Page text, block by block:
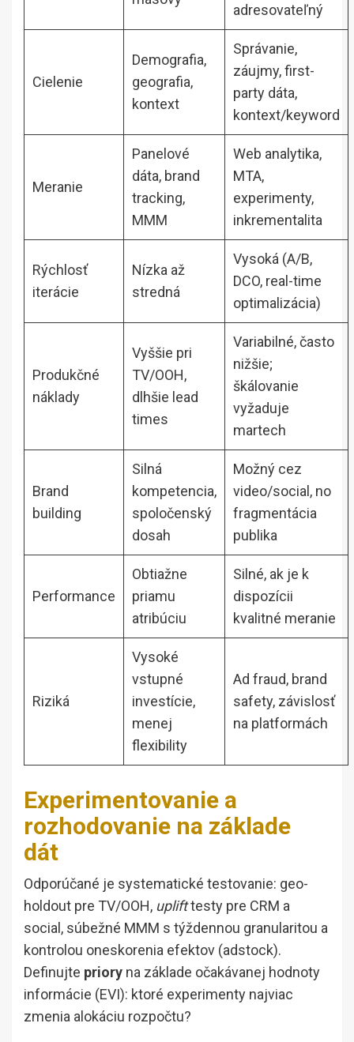
adresovateľný
Cielenie
Demografia,
geografia,
kontext
Správanie,
záujmy, first-
party dáta,
kontext/keyword
Meranie
Panelové
dáta, brand
tracking,
MMM
Web analytika,
MTA,
experimenty,
inkrementalita
Rýchlosť
iterácie
Nízka až
stredná
Vysoká (A/B,
DCO, real-time
optimalizácia)
Produkčné
náklady
Vyššie pri
TV/OOH,
dlhšie lead
times
Variabilné, často
nižšie;
škálovanie
vyžaduje
martech
Brand
building
Silná
kompetencia,
spoločenský
dosah
Možný cez
video/social, no
fragmentácia
publika
Performance
Obtiažne
priamu
atribúciu
Silné, ak je k
dispozícii
kvalitné meranie
Riziká
Vysoké
vstupné
investície,
menej
flexibility
Ad fraud, brand
safety, závislosť
na platformách
Experimentovanie a
rozhodovanie na základe
dát
Odporúčané je systematické testovanie: geo-
holdout pre TV/OOH, uplifttesty pre CRM a
social, súbežné MMM s týždennou granularitou a
kontrolou oneskorenia efektov (adstock).
Definujte priory na základe očakávanej hodnoty
informácie (EVI): ktoré experimenty najviac
zmenia alokáciu rozpočtu?